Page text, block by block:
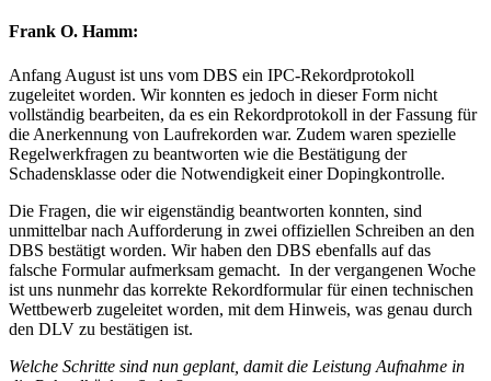
Frank O. Hamm:
Anfang August ist uns vom DBS ein IPC-Rekordprotokoll
zugeleitet worden. Wir konnten es jedoch in dieser Form nicht
vollständig bearbeiten, da es ein Rekordprotokoll in der Fassung für
die Anerkennung von Laufrekorden war. Zudem waren spezielle
Regelwerkfragen zu beantworten wie die Bestätigung der
Schadensklasse oder die Notwendigkeit einer Dopingkontrolle.
Die Fragen, die wir eigenständig beantworten konnten, sind
unmittelbar nach Aufforderung in zwei offiziellen Schreiben an den
DBS bestätigt worden. Wir haben den DBS ebenfalls auf das
falsche Formular aufmerksam gemacht. In der vergangenen Woche
ist uns nunmehr das korrekte Rekordformular für einen technischen
Wettbewerb zugeleitet worden, mit dem Hinweis, was genau durch
den DLV zu bestätigen ist.
Welche Schritte sind nun geplant, damit die Leistung Aufnahme in